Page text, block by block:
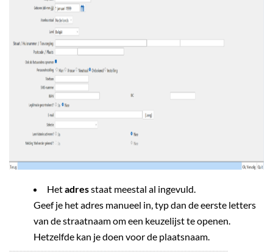
Hetadresstaat meestal al ingevuld.
Geef je het adres manueel in, typ dan de eerste letters
van de straatnaam om een keuzelijst te openen.
Hetzelfde kan je doen voor de plaatsnaam.